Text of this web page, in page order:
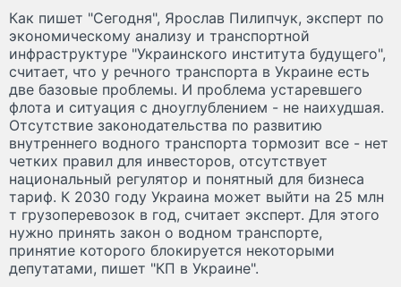
Как пишет "Сегодня", Ярослав Пилипчук, эксперт по
экономическому анализу и транспортной
инфраструктуре "Украинского института будущего",
считает, что у речного транспорта в Украине есть
две базовые проблемы. И проблема устаревшего
флота и ситуация с дноуглублением - не наихудшая.
Отсутствие законодательства по развитию
внутреннего водного транспорта тормозит все - нет
четких правил для инвесторов, отсутствует
национальный регулятор и понятный для бизнеса
тариф. К 2030 году Украина может выйти на 25 млн
т грузоперевозок в год, считает эксперт. Для этого
нужно принять закон о водном транспорте,
принятие которого блокируется некоторыми
депутатами, пишет "КП в Украине".